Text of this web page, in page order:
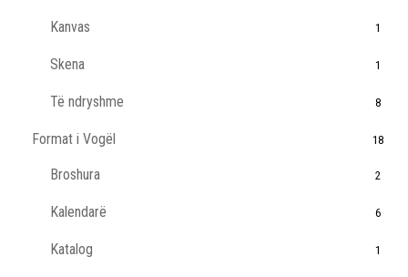
Kanvas 1
Skena 1
Të ndryshme 8
Format i Vogël 18
Broshura 2
Kalendarë 6
Katalog 1